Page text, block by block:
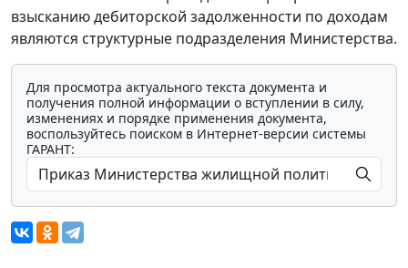
взысканию дебиторской задолженности по доходам
являются структурные подразделения Министерства.
Для просмотра актуального текста документа и
получения полной информации о вступлении в силу,
изменениях и порядке применения документа,
воспользуйтесь поиском в Интернет-версии системы
ГАРАНТ: